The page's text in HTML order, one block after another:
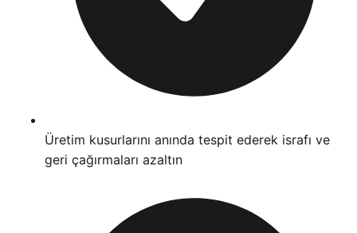
Üretim kusurlarını anında tespit ederek israfı ve
geri çağırmaları azaltın